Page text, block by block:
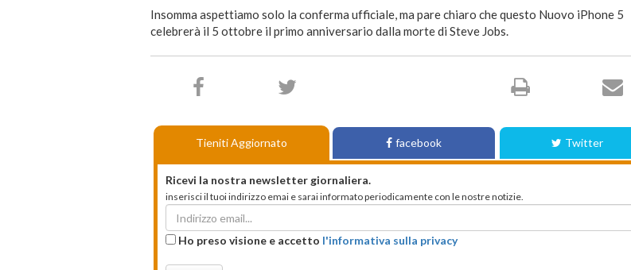
Insomma aspettiamo solo la conferma ufficiale, ma pare chiaro che questo Nuovo iPhone 5
celebrerà il 5 ottobre il primo anniversario dalla morte di Steve Jobs.
Tieniti Aggiornato facebook Twitter
Ricevi la nostra newsletter giornaliera.
inserisci il tuoi indirizzo emai e sarai informato periodicamente con le nostre notizie.
Ho preso visione e accetto l'informativa sulla privacy